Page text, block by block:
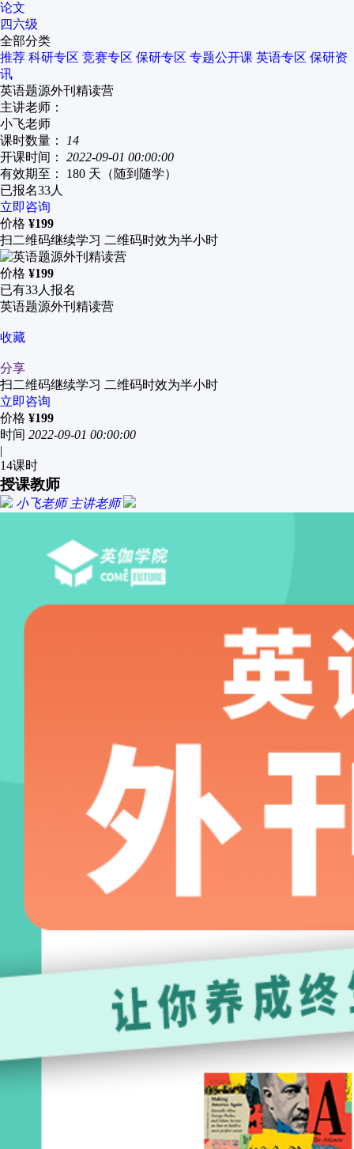
论文
四六级
全部分类
推荐 科研专区 竞赛专区 保研专区 专题公开课 英语专区 保研资
讯
英语题源外刊精读营
主讲老师：
小飞老师
课时数量：
14
开课时间：
2022-09-01 00:00:00
有效期至：
180 天（随到随学）
已报名33人
立即咨询
价格 ¥199
扫二维码继续学习 二维码时效为半小时
价格 ¥199
已有33人报名
英语题源外刊精读营
收藏
分享
扫二维码继续学习 二维码时效为半小时
立即咨询
价格 ¥199
时间 2022-09-01 00:00:00
|
14课时
授课教师
小飞老师 主讲老师